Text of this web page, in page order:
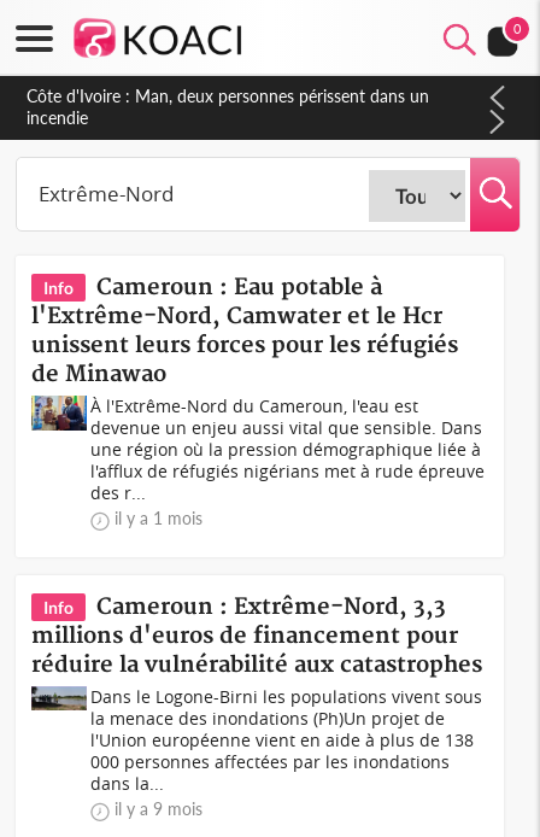
0
Côte d'Ivoire : Séileu, la célébration de la fête nationale
transformée en vaste campagne contre les produits
dépigmentants dangereux
Info
Cameroun : Eau potable à
l'Extrême-Nord, Camwater et le Hcr
unissent leurs forces pour les réfugiés
de Minawao
À l'Extrême-Nord du Cameroun, l'eau est
devenue un enjeu aussi vital que sensible. Dans
une région où la pression démographique liée à
l'afflux de réfugiés nigérians met à rude épreuve
des r...
il y a 1 mois
Info
Cameroun : Extrême-Nord, 3,3
millions d'euros de financement pour
réduire la vulnérabilité aux catastrophes
Dans le Logone-Birni les populations vivent sous
la menace des inondations (Ph)Un projet de
l'Union européenne vient en aide à plus de 138
000 personnes affectées par les inondations
dans la...
il y a 9 mois